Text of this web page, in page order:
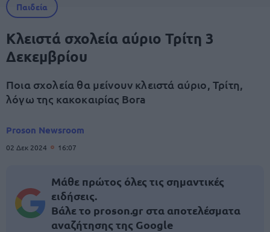
Παιδεία
Κλειστά σχολεία αύριο Τρίτη 3
Δεκεμβρίου
Ποια σχολεία θα μείνουν κλειστά αύριο, Τρίτη,
λόγω της κακοκαιρίας Bora
Proson Newsroom
02 Δεκ 2024 16:07
Μάθε πρώτος όλες τις σημαντικές
ειδήσεις.
Βάλε το proson.gr στα αποτελέσματα
αναζήτησης της Google